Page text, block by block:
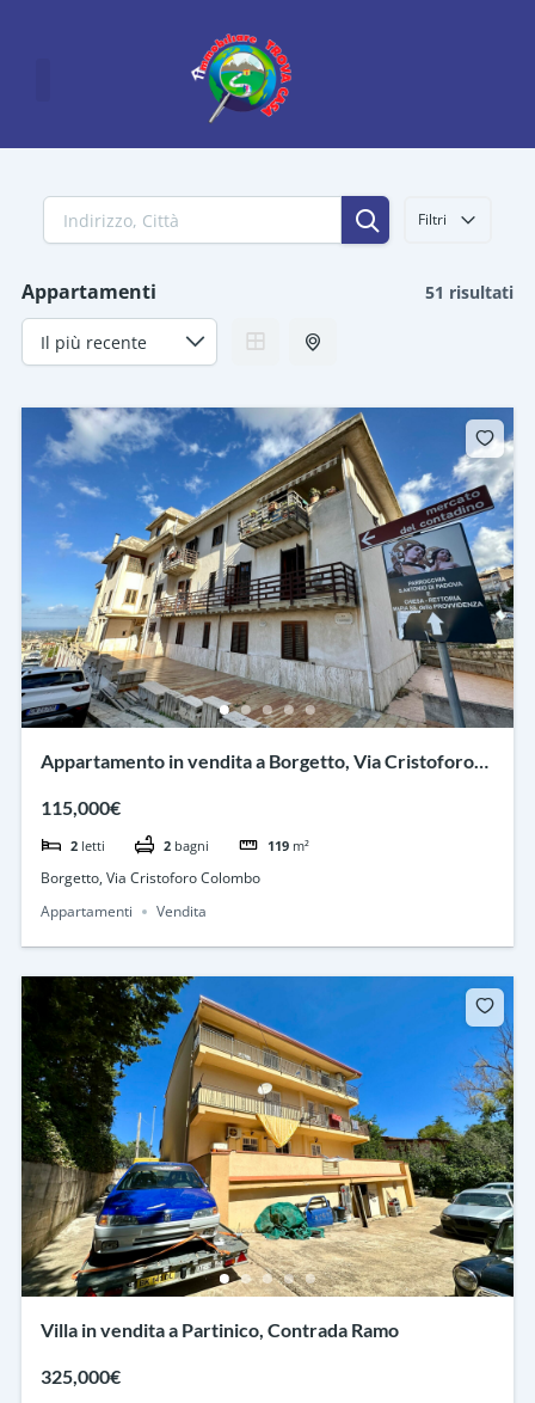
Filtri
Appartamenti 51 risultati
Appartamento in vendita a Borgetto, Via Cristoforo
115,000€
2 letti 2 bagni 119 m²
Borgetto, Via Cristoforo Colombo
Appartamenti
Vendita
Villa in vendita a Partinico, Contrada Ramo
325,000€